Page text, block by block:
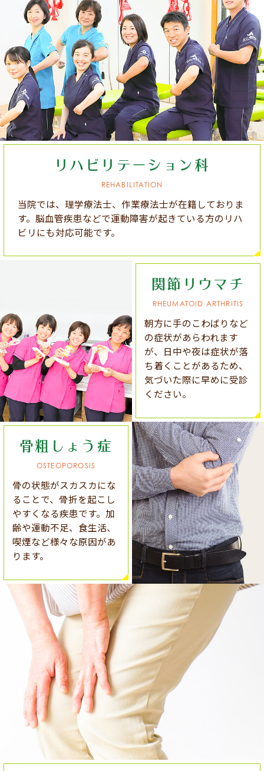
リハビリテーション科
REHABILITATION
当院では、理学療法士、作業療法士が在籍しておりま
す。脳血管疾患などで運動障害が起きている方のリハ
ビリにも対応可能です。
関節リウマチ
RHEUMATOID ARTHRITIS
朝方に手のこわばりなど
の症状があらわれます
が、日中や夜は症状が落
ち着くことがあるため、
気づいた際に早めに受診
ください。
骨粗しょう症
OSTEOPOROSIS
骨の状態がスカスカにな
ることで、骨折を起こし
やすくなる疾患です。加
齢や運動不足、食生活、
喫煙など様々な原因があ
ります。